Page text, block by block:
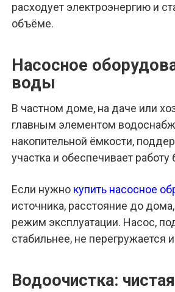
расходует электроэнергию и
объёме.
Насосное
воды
В частном доме, на даче или
главным элементом
накопительной ёмкости,
участка и обеспечивает работу
Если нужно купить насосное
источника, расстояние до
режим эксплуатации. Насос,
стабильнее, не перегружается
Водоочистка: